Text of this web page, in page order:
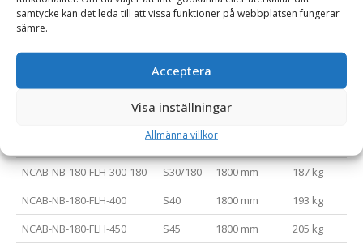
samtycke kan det leda till att vissa funktioner på webbplatsen fungerar
sämre.
Acceptera
Visa inställningar
Allmänna villkor
NCAB-NB-150-FLH-500
NCAB-NB-150-FLH-700
S70 1500 mm
222 kg
S1/B20 1500 mm
NCAB-NB-180-FLH-300-150
S30/150 1800 mm
NCAB-NB-180-FLH-300-180
S30/180 1800 mm
187 kg
NCAB-NB-180-FLH-400
S40 1800 mm
193 kg
NCAB-NB-180-FLH-450
S45 1800 mm
205 kg